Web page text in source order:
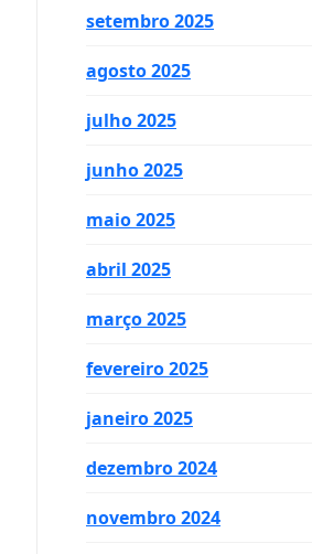
setembro 2025
agosto 2025
julho 2025
junho 2025
maio 2025
abril 2025
março 2025
fevereiro 2025
janeiro 2025
dezembro 2024
novembro 2024